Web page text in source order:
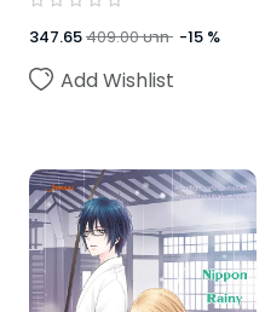
347.65409.00บาท -15 %
Add Wishlist